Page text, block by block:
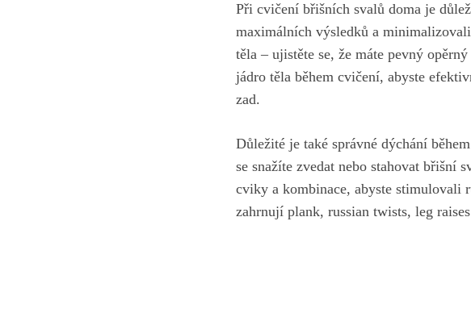
Při cvičení břišních ⁢svalů doma je
maximálních⁤ výsledků a
těla – ujistěte se, že máte ‍pevný
jádro těla během cvičení, abyste
zad.
Důležité‌ je ⁣také správné dýchání
se snažíte zvedat nebo stahovat břišní
cviky a kombinace, abyste stimulovali
zahrnují plank, russian twists, leg